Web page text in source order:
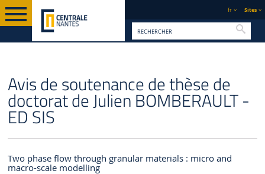
fr Sites
Avis de soutenance de thèse de
doctorat de Julien BOMBERAULT -
ED SIS
Two phase flow through granular materials : micro and
macro-scale modelling